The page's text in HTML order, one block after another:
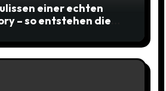
einer echten
– so entstehen die